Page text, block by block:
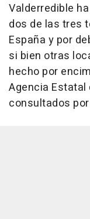
Valderredible
dos de las tres
España y por
si bien otras
hecho por
Agencia
consultados